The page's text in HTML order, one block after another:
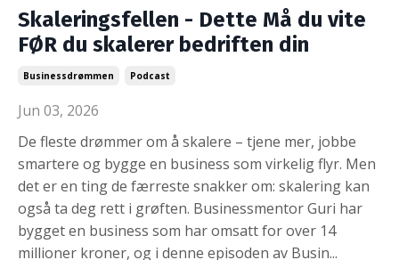
Skaleringsfellen - Dette Må du vite
FØR du skalerer bedriften din
Businessdrømmen Podcast
Jun 03, 2026
De fleste drømmer om å skalere – tjene mer, jobbe
smartere og bygge en business som virkelig flyr. Men
det er en ting de færreste snakker om: skalering kan
også ta deg rett i grøften. Businessmentor Guri har
bygget en business som har omsatt for over 14
millioner kroner, og i denne episoden av Busin...